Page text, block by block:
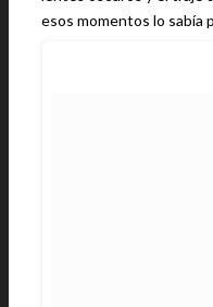
esos momentos lo sabía